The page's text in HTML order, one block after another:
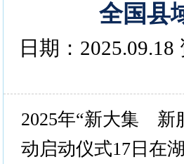
全国县
日期：
2025年“新大集 新
动启动仪式17日在